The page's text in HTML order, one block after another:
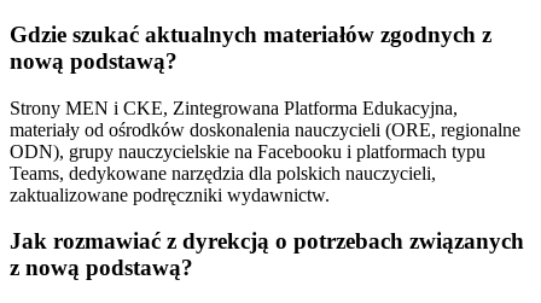
Gdzie szukać aktualnych materiałów zgodnych z
nową podstawą?
Strony MEN i CKE, Zintegrowana Platforma Edukacyjna,
materiały od ośrodków doskonalenia nauczycieli (ORE, regionalne
ODN), grupy nauczycielskie na Facebooku i platformach typu
Teams, dedykowane narzędzia dla polskich nauczycieli,
zaktualizowane podręczniki wydawnictw.
Jak rozmawiać z dyrekcją o potrzebach związanych
z nową podstawą?